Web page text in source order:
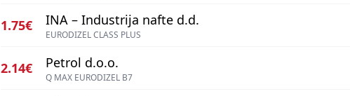
1.75€ INA – Industrija nafte d.d.
EURODIZEL CLASS PLUS
2.14€ Petrol d.o.o.
Q MAX EURODIZEL B7